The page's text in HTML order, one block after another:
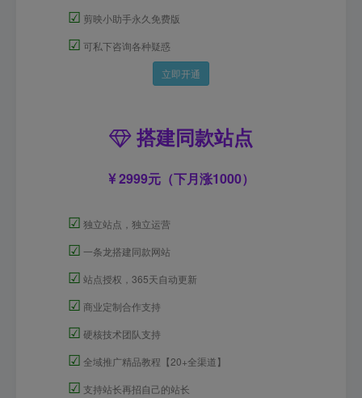
☑ 剪映小助手永久免费版
☑ 可私下咨询各种疑惑
立即开通
搭建同款站点
2999元（下月涨1000）
☑ 独立站点，独立运营
☑ 一条龙搭建同款网站
☑ 站点授权，365天自动更新
☑ 商业定制合作支持
☑ 硬核技术团队支持
☑ 全域推广精品教程【20+全渠道】
☑ 支持站长再招自己的站长